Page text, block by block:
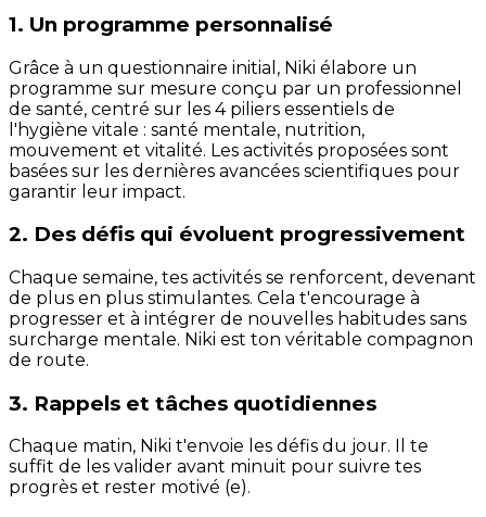
1. Un programme personnalisé
Grâce à un questionnaire initial, Niki élabore un
programme sur mesure conçu par un professionnel
de santé, centré sur les 4 piliers essentiels de
l'hygiène vitale : santé mentale, nutrition,
mouvement et vitalité. Les activités proposées sont
basées sur les dernières avancées scientifiques pour
garantir leur impact.
2. Des défis qui évoluent progressivement
Chaque semaine, tes activités se renforcent, devenant
de plus en plus stimulantes. Cela t'encourage à
progresser et à intégrer de nouvelles habitudes sans
surcharge mentale. Niki est ton véritable compagnon
de route.
3. Rappels et tâches quotidiennes
Chaque matin, Niki t'envoie les défis du jour. Il te
suffit de les valider avant minuit pour suivre tes
progrès et rester motivé (e).